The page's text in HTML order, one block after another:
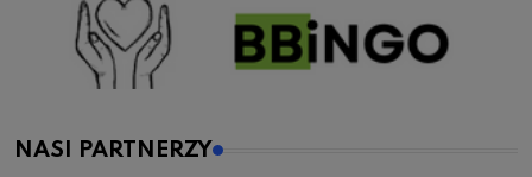
NASI PARTNERZY